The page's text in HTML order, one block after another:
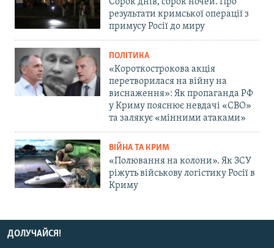
Сорок днів, сорок ночей. Про
результати кримської операції з
примусу Росії до миру
ПОЛІТИКА
«Короткострокова акція
перетворилася на війну на
виснаження»: Як пропаганда РФ
у Криму пояснює невдачі «СВО»
та залякує «мінними атаками»
ВІЙНА ТА КРИМ
«Полювання на колони». Як ЗСУ
ріжуть військову логістику Росії в
Криму
ДОЛУЧАЙСЯ!